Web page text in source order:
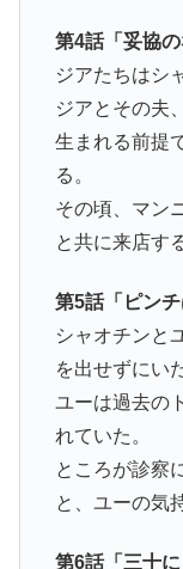
第4話「妥協の
ジアたちはシ
ジアとその夫
生まれる前提
る。
その頃、マン
と共に来店す
第5話「ピンチ
シャオチンと
を出せずにい
ユーは過去の
れていた。
ところが診察
と、ユーの気
第6話「三十に